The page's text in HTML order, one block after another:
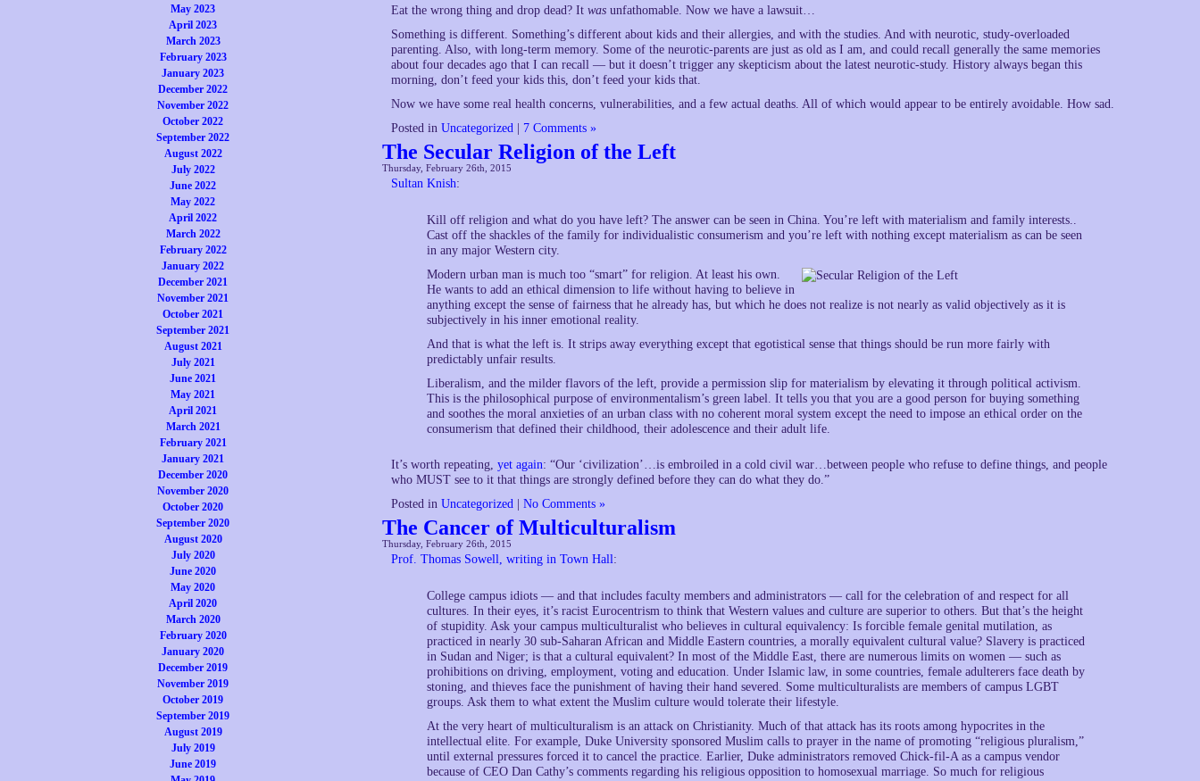
May 2023
April 2023
March 2023
February 2023
January 2023
December 2022
November 2022
October 2022
September 2022
August 2022
July 2022
June 2022
May 2022
April 2022
March 2022
February 2022
January 2022
December 2021
November 2021
October 2021
September 2021
August 2021
July 2021
June 2021
May 2021
April 2021
March 2021
February 2021
January 2021
December 2020
November 2020
October 2020
September 2020
August 2020
July 2020
June 2020
May 2020
April 2020
March 2020
February 2020
January 2020
December 2019
November 2019
October 2019
September 2019
August 2019
July 2019
June 2019
Eat the wrong thing and drop dead? It was unfathomable. Now we have a lawsuit…
Something is different. Something’s different about kids and their allergies, and with the studies. And with neurotic, study-overloaded
parenting. Also, with long-term memory. Some of the neurotic-parents are just as old as I am, and could recall generally the same memories
about four decades ago that I can recall — but it doesn’t trigger any skepticism about the latest neurotic-study. History always began this
morning, don’t feed your kids this, don’t feed your kids that.
Now we have some real health concerns, vulnerabilities, and a few actual deaths. All of which would appear to be entirely avoidable. How sad.
Posted in Uncategorized 7 Comments »
The Secular Religion of the Left
Thursday, February 26th, 2015
Sultan Knish:
Kill off religion and what do you have left? The answer can be seen in China. You’re left with materialism and family interests..
Cast off the shackles of the family for individualistic consumerism and you’re left with nothing except materialism as can be seen
in any major Western city.
Modern urban man is much too “smart” for religion. At least his own.
He wants to add an ethical dimension to life without having to believe in
anything except the sense of fairness that he already has, but which he does not realize is not nearly as valid objectively as it is
subjectively in his inner emotional reality.
And that is what the left is. It strips away everything except that egotistical sense that things should be run more fairly with
predictably unfair results.
Liberalism, and the milder flavors of the left, provide a permission slip for materialism by elevating it through political activism.
This is the philosophical purpose of environmentalism’s green label. It tells you that you are a good person for buying something
and soothes the moral anxieties of an urban class with no coherent moral system except the need to impose an ethical order on the
consumerism that defined their childhood, their adolescence and their adult life.
It’s worth repeating, yet again: “Our ‘civilization’…is embroiled in a cold civil war…between people who refuse to define things, and people
who MUST see to it that things are strongly defined before they can do what they do.”
Posted in Uncategorized No Comments »
The Cancer of Multiculturalism
Thursday, February 26th, 2015
Prof. Thomas Sowell, writing in Town Hall:
College campus idiots — and that includes faculty members and administrators — call for the celebration of and respect for all
cultures. In their eyes, it’s racist Eurocentrism to think that Western values and culture are superior to others. But that’s the height
of stupidity. Ask your campus multiculturalist who believes in cultural equivalency: Is forcible female genital mutilation, as
practiced in nearly 30 sub-Saharan African and Middle Eastern countries, a morally equivalent cultural value? Slavery is practiced
in Sudan and Niger; is that a cultural equivalent? In most of the Middle East, there are numerous limits on women — such as
prohibitions on driving, employment, voting and education. Under Islamic law, in some countries, female adulterers face death by
stoning, and thieves face the punishment of having their hand severed. Some multiculturalists are members of campus LGBT
groups. Ask them to what extent the Muslim culture would tolerate their lifestyle.
At the very heart of multiculturalism is an attack on Christianity. Much of that attack has its roots among hypocrites in the
intellectual elite. For example, Duke University sponsored Muslim calls to prayer in the name of promoting “religious pluralism,”
until external pressures forced it to cancel the practice. Earlier, Duke administrators removed Chick-fil-A as a campus vendor
because of CEO Dan Cathy’s comments regarding his religious opposition to homosexual marriage. So much for religious